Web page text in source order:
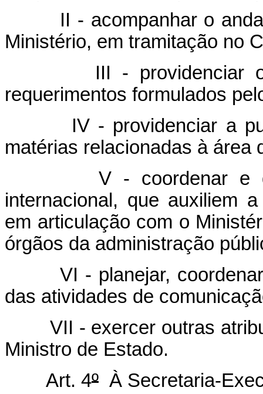
II - acompanhar o
Ministério, em tramitação no
III - providenciar o
requerimentos formulados
IV - providenciar a
matérias relacionadas à área
V - coordenar e
internacional, que auxiliem
em articulação com o
órgãos da administração
VI - planejar, coordenar
das atividades de
VII - exercer outras
Ministro de Estado.
Art. 4º À Secretaria-